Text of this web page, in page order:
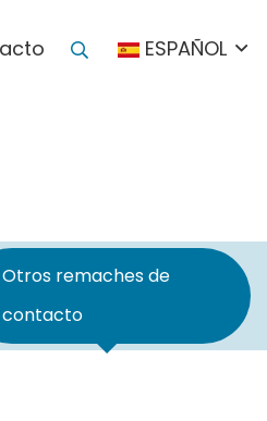
ESPAÑOL
Otros remaches de
contacto